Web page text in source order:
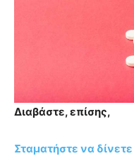
Διαβάστε, επίσης,
Σταματήστε να